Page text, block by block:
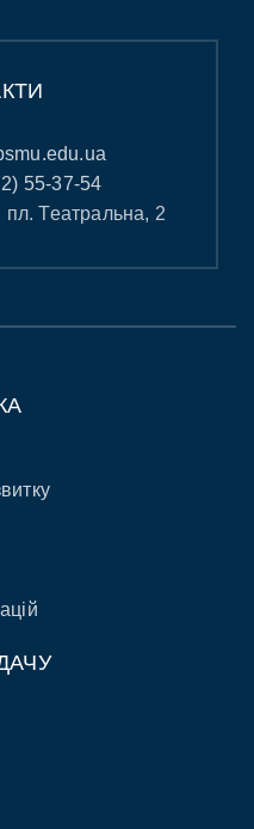
55-37-54
пл. Театральна, 2